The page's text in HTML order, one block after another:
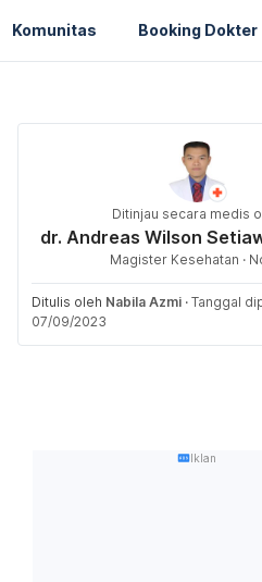
Komunitas Booking Dokter
Ditinjau secara medis
dr. Andreas Wilson
Magister Kesehatan ·
Ditulis oleh Nabila Azmi · Tanggal
07/09/2023
Iklan